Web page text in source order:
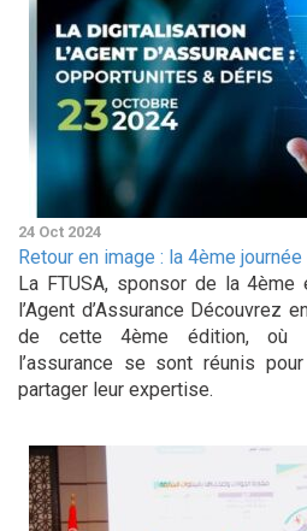
24 Oct 2024
Retour en image : la 4ème journée
La FTUSA, sponsor de la
l’Agent d’Assurance Découvrez
de cette 4ème édition, où
l’assurance se sont réunis
partager leur expertise.